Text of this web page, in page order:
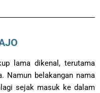
lama dikenal, terutama
Namun belakangan nama
sejak masuk ke dalam